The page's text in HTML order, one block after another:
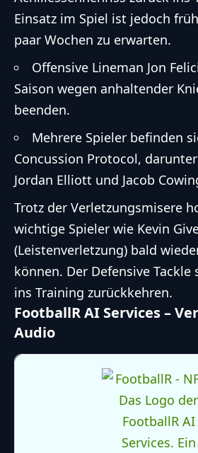
Einsatz im Spiel ist jedoch
paar Wochen zu erwarten.
Offensive Lineman Jon
Saison wegen anhaltender
beenden.
Mehrere Spieler befinden
Concussion Protocol,
Jordan Elliott und Jacob
Trotz der Verletzungsmisere
wichtige Spieler wie Kevin
(Leistenverletzung) bald
können. Der Defensive Tackle
ins Training zurückkehren.
FootballR AI Services –
Audio